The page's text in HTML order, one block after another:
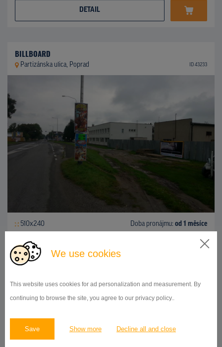
We use cookies
This website uses cookies for ad personalization and measurement. By
continuing to browse the site, you agree to our privacy policy..
Save Show more Decline all and close
DETAIL
BILLBOARD
Partizánska ulica, Poprad ID 43233
510x240 Doba pronájmu: od 1 měsíce
centrum mesta, smer železničná stanica, Poprad